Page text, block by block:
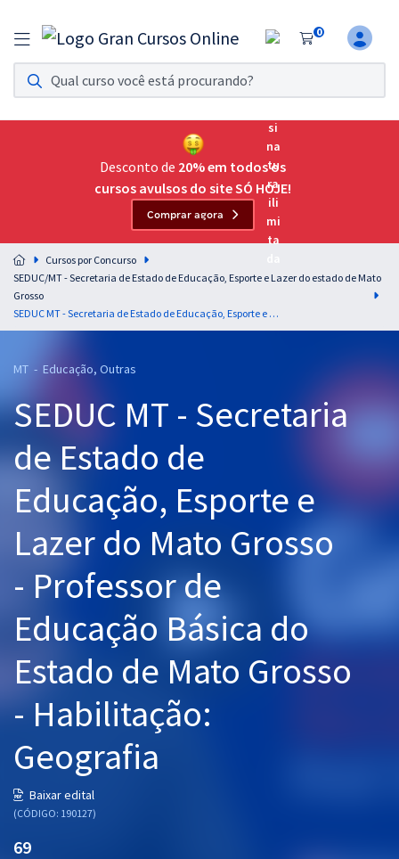
0
Assinatura Ilimitada 11
Acesso a todos os cursos. Teste grátis por 7 dias!
Assinatura OAB Até Passar
Acesso ilimitado a toda preparação para o Exame da
Residências Multiprofissionais
Preparação completa e intensiva para as principais
residências em saúde do Brasil
Concursos
Pós
Graduação
OAB
Mentorias
Questões grátis
Conteúdo gratuito
Desconto de 20% em todos os
cursos avulsos do site SÓ HOJE!
Comprar agora
Cursos por Concurso
SEDUC/MT - Secretaria de Estado de Educação, Esporte e Lazer do estado de Mato
Grosso
SEDUC MT - Secretaria de Estado de Educação, Esporte e Lazer do Mato Grosso - Professor de Educação Básica do Estado de Mato Grosso - Habilitação: Geografia
MT - Educação, Outras
SEDUC MT - Secretaria
de Estado de
Educação, Esporte e
Lazer do Mato Grosso
- Professor de
Educação Básica do
Estado de Mato Grosso
- Habilitação:
Geografia
Baixar edital
(CÓDIGO: 190127)
69